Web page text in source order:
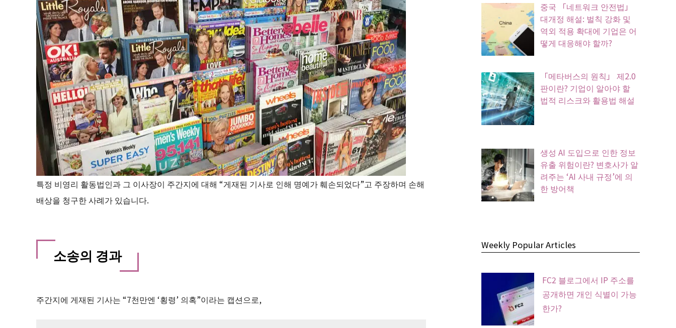
특정 비영리 활동법인과 그 이사장이 주간지에 대해 “게재된 기사로 인해 명예가 훼손되었다”고 주장하며 손해
배상을 청구한 사례가 있습니다.
소송의 경과
주간지에 게재된 기사는 “7천만엔 ‘횡령’ 의혹”이라는 캡션으로,
중국 「네트워크 안전법」
대개정 해설: 벌칙 강화 및
역외 적용 확대에 기업은 어
떻게 대응해야 할까?
「메타버스의 원칙」 제2.0
판이란? 기업이 알아야 할
법적 리스크와 활용법 해설
생성 AI 도입으로 인한 정보
유출 위험이란? 변호사가 알
려주는 ‘AI 사내 규정’에 의
한 방어책
Weekly Popular Articles
FC2 블로그에서 IP 주소를
공개하면 개인 식별이 가능
한가?